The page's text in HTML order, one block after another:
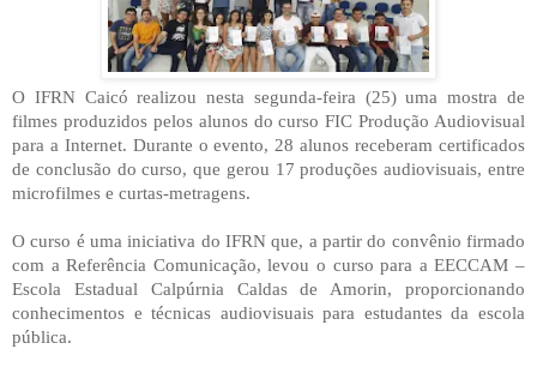
O IFRN Caicó realizou nesta segunda-feira (25) uma mostra de
filmes produzidos pelos alunos do curso FIC Produção Audiovisual
para a Internet. Durante o evento, 28 alunos receberam certificados
de conclusão do curso, que gerou 17 produções audiovisuais, entre
microfilmes e curtas-metragens.
O curso é uma iniciativa do IFRN que, a partir do convênio firmado
com a Referência Comunicação, levou o curso para a EECCAM –
Escola Estadual Calpúrnia Caldas de Amorin, proporcionando
conhecimentos e técnicas audiovisuais para estudantes da escola
pública.